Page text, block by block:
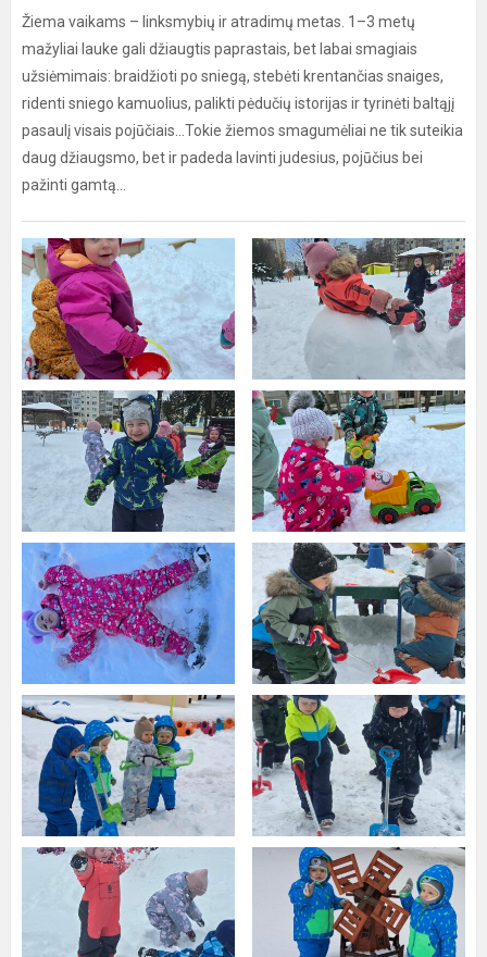
Žiema vaikams – linksmybių ir atradimų metas. 1–3 metų
mažyliai lauke gali džiaugtis paprastais, bet labai smagiais
užsiėmimais: braidžioti po sniegą, stebėti krentančias snaiges,
ridenti sniego kamuolius, palikti pėdučių istorijas ir tyrinėti baltąjį
pasaulį visais pojūčiais...Tokie žiemos smagumėliai ne tik suteikia
daug džiaugsmo, bet ir padeda lavinti judesius, pojūčius bei
pažinti gamtą...